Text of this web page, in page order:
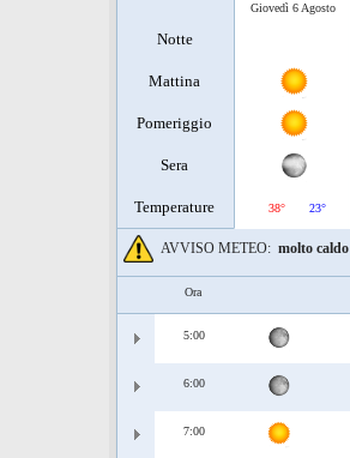
Notte
Mattina
Pomeriggio
Sera
Temperature
Giovedì 6 Agosto
38° 23°
AVVISO METEO: molto caldo
Ora
5:00
6:00
7:00